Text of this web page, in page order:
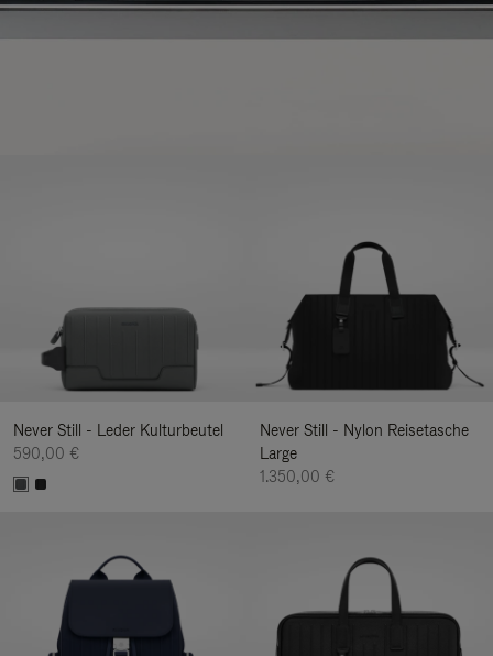
Never Still - Leder Kulturbeutel
590,00 €
Never Still - Nylon Reisetasche
Large
1.350,00 €